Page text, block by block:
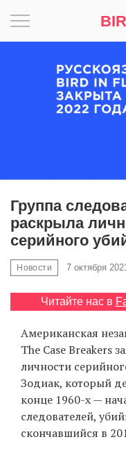
Группа
раскрыла
серийного
Новости 7 октября
Читайте нас в
Американская
The Case Breakers
личности
Зодиак, который
конце 1960-х —
следователей,
скончавшийся в